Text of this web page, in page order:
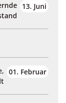
13. Juni
01. Februar